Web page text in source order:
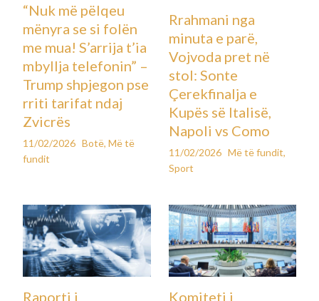
“Nuk më pëlqeu
mënyra se si folën
me mua! S’arrija t’ia
mbyllja telefonin” –
Trump shpjegon pse
rriti tarifat ndaj
Zvicrës
11/02/2026 Botë,Më të
fundit
Rrahmani nga
minuta e parë,
Vojvoda pret në
stol: Sonte
Çerekfinalja e
Kupës së Italisë,
Napoli vs Como
11/02/2026 Më të fundit,
Sport
Raporti i
Komiteti i